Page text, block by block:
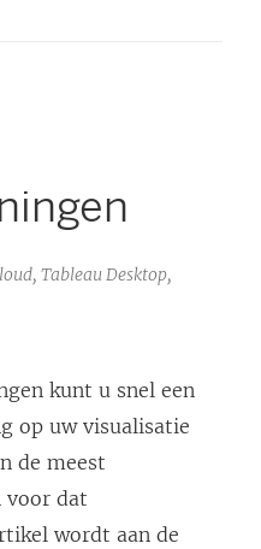
Tableau Desktop,
kunt u snel een
op uw visualisatie
de meest
voor dat
wordt aan de